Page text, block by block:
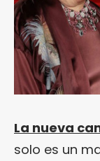
La nueva
solo es un